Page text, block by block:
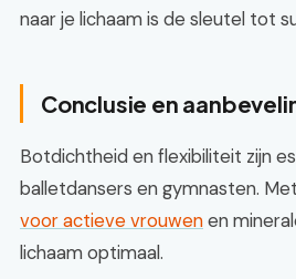
naar je lichaam is de sleutel tot
Conclusie en
Botdichtheid en flexibiliteit zijn
balletdansers en gymnasten.
voor actieve vrouwenen
lichaam optimaal.